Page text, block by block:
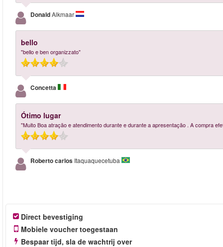
DonaldAlkmaar
bello
"bello e ben organizzato"
Concetta
Ótimo lugar
"Muito Boa atração e atendimento durante e durante a apresentação . A compra
Roberto carlos Itaquaquecetuba
Direct bevestiging
Mobiele voucher toegestaan
Bespaar tijd, sla de wachtrij over